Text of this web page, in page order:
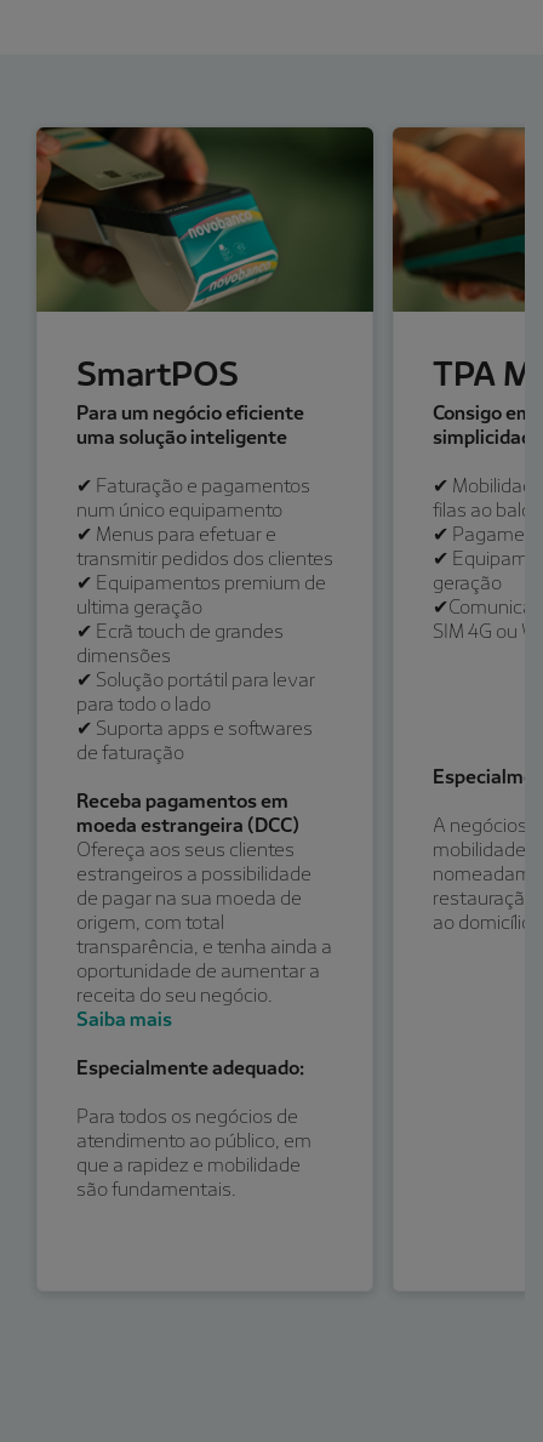
SmartPOS
Para um negócio eficiente
uma solução inteligente
✔ Faturação e pagamentos
num único equipamento
✔ Menus para efetuar e
transmitir pedidos dos clientes
✔ Equipamentos premium de
ultima geração
✔ Ecrã touch de grandes
dimensões
✔ Solução portátil para levar
para todo o lado
✔ Suporta apps e softwares
de faturação
Receba pagamentos em
moeda estrangeira (DCC) ​
​Ofereça aos seus clientes
estrangeiros a possibilidade
de pagar na sua moeda de
origem, com total
transparência, e tenha ainda a
oportunidade de aumentar a
receita do seu negócio.
Saiba mais
Especialmente adequado:
Para todos os negócios de
atendimento ao público, em
que a rapidez e mobilidade
são fundamentais.
TPA
Consigo em
simplicidade
✔
filas ao
✔
✔
geração
SIM 4G ou
A negócios
mobilidade
ao domicílio.